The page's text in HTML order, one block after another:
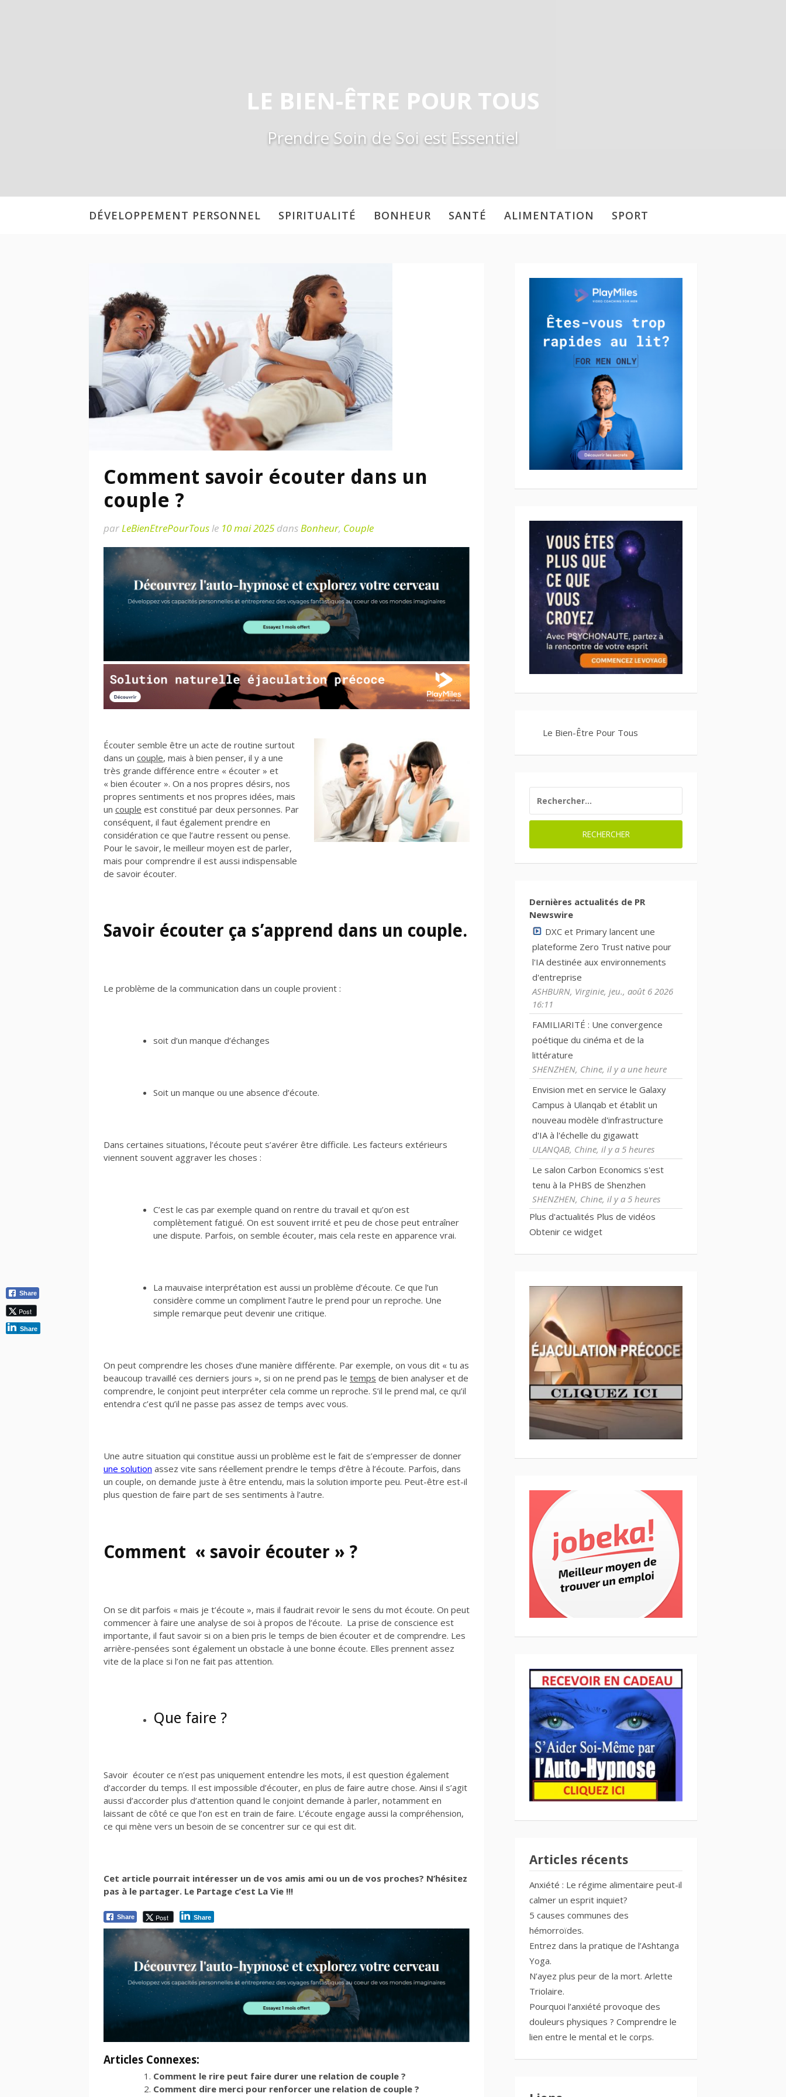
LE BIEN-ÊTRE POUR TOUS
Prendre Soin de Soi est Essentiel
DÉVELOPPEMENT PERSONNEL SPIRITUALITÉ BONHEUR SANTÉ ALIMENTATION SPORT
Comment savoir écouter dans un
couple ?
parLeBienEtrePourTousle 10 mai 2025 dansBonheur, Couple
Écouter semble être un acte de routine surtout
dans un couple, mais à bien penser, il y a une
très grande différence entre « écouter » et
« bien écouter ». On a nos propres désirs, nos
propres sentiments et nos propres idées, mais
un couple est constitué par deux personnes. Par
conséquent, il faut également prendre en
considération ce que l’autre ressent ou pense.
Pour le savoir, le meilleur moyen est de parler,
mais pour comprendre il est aussi indispensable
de savoir écouter.
Savoir écouter ça s’apprend dans un couple.
Le problème de la communication dans un couple provient :
soit d’un manque d’échanges
Soit un manque ou une absence d’écoute.
Dans certaines situations, l’écoute peut s’avérer être difficile. Les facteurs extérieurs
viennent souvent aggraver les choses :
C’est le cas par exemple quand on rentre du travail et qu’on est
complètement fatigué. On est souvent irrité et peu de chose peut entraîner
une dispute. Parfois, on semble écouter, mais cela reste en apparence vrai.
La mauvaise interprétation est aussi un problème d’écoute. Ce que l’un
considère comme un compliment l’autre le prend pour un reproche. Une
simple remarque peut devenir une critique.
On peut comprendre les choses d’une manière différente. Par exemple, on vous dit « tu as
beaucoup travaillé ces derniers jours », si on ne prend pas le temps de bien analyser et de
comprendre, le conjoint peut interpréter cela comme un reproche. S’il le prend mal, ce qu’il
entendra c’est qu’il ne passe pas assez de temps avec vous.
Une autre situation qui constitue aussi un problème est le fait de s’empresser de donner
une solution assez vite sans réellement prendre le temps d’être à l’écoute. Parfois, dans
un couple, on demande juste à être entendu, mais la solution importe peu. Peut-être est-il
plus question de faire part de ses sentiments à l’autre.
Comment « savoir écouter » ?
On se dit parfois « mais je t’écoute », mais il faudrait revoir le sens du mot écoute. On peut
commencer à faire une analyse de soi à propos de l’écoute. La prise de conscience est
importante, il faut savoir si on a bien pris le temps de bien écouter et de comprendre. Les
arrière-pensées sont également un obstacle à une bonne écoute. Elles prennent assez
vite de la place si l’on ne fait pas attention.
Que faire ?
Savoir écouter ce n’est pas uniquement entendre les mots, il est question également
d’accorder du temps. Il est impossible d’écouter, en plus de faire autre chose. Ainsi il s’agit
aussi d’accorder plus d’attention quand le conjoint demande à parler, notamment en
laissant de côté ce que l’on est en train de faire. L’écoute engage aussi la compréhension,
ce qui mène vers un besoin de se concentrer sur ce qui est dit.
Cet article pourrait intéresser un de vos amis ami ou un de vos proches? N’hésitez
pas à le partager. Le Partage c’est La Vie !!!
Share Post Share
Articles Connexes:
Comment le rire peut faire durer une relation de couple ?
Comment dire merci pour renforcer une relation de couple ?
Le Bien-Être Pour Tous
Dernières actualités de PR
Newswire
DXC et Primary lancent une
plateforme Zero Trust native pour
l'IA destinée aux environnements
d'entreprise
ASHBURN, Virginie, jeu., août 6 2026
16:11
FAMILIARITÉ : Une convergence
poétique du cinéma et de la
littérature
SHENZHEN, Chine, il y a une heure
Envision met en service le Galaxy
Campus à Ulanqab et établit un
nouveau modèle d'infrastructure
d'IA à l'échelle du gigawatt
ULANQAB, Chine, il y a 5 heures
Le salon Carbon Economics s'est
tenu à la PHBS de Shenzhen
SHENZHEN, Chine, il y a 5 heures
Plus d'actualités Plus de vidéos
Obtenir ce widget
Articles récents
Anxiété : Le régime alimentaire peut-il
calmer un esprit inquiet?
5 causes communes des
hémorroïdes.
Entrez dans la pratique de l’Ashtanga
Yoga.
N’ayez plus peur de la mort. Arlette
Triolaire.
Pourquoi l’anxiété provoque des
douleurs physiques ? Comprendre le
lien entre le mental et le corps.
Share
Post
Share